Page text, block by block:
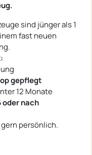
sind jünger als 1
fast neuen
gepflegt
12 Monate
oder nach
persönlich.